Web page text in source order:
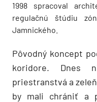
1998 spracoval
regulačnú štúdiu
Jamnického.
Pôvodný koncept
koridore. Dnes
priestranstvá a
by mali chrániť a